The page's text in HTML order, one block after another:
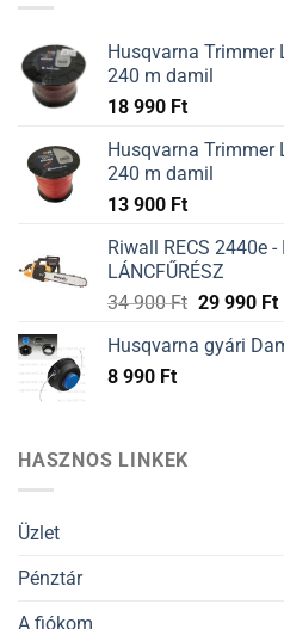
Husqvarna Trimmer
240 m damil
18 990 Ft
Husqvarna Trimmer
240 m damil
13 900 Ft
Riwall RECS 2440e -
LÁNCFŰRÉSZ
34 900Ft 29 990 Ft
Husqvarna gyári
8 990 Ft
HASZNOS LINKEK
Üzlet
Pénztár
A fiókom